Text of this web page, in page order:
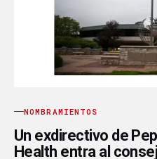
NOMBRAMIENTOS
Un exdirectivo de
Health entra al